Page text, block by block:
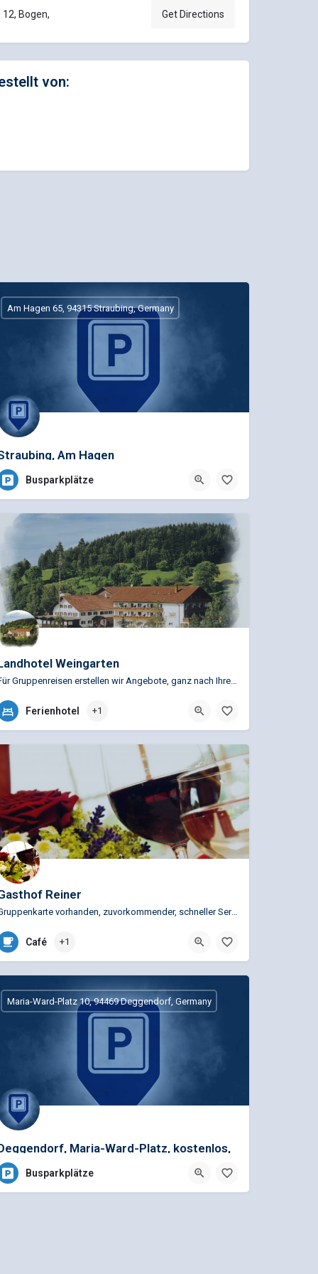
Bogen, Get Directions
von:
Am Hagen
Am Hagen 65, 94315 Straubing, Germany
Busparkplätze
Weingarten
Für Gruppenreisen erstellen wir Angebote, ganz nach Ihren Wünschen auch mit An-und Heimreise, sowie allen…
+49 (0)9963 516
Weingarten 3, 94353 Haibach, Deutschland
Ferienhotel +1
Reiner
Gruppenkarte vorhanden, zuvorkommender, schneller Service, Reiseleitung und Busfahrer…
+49 (0)9965 596
Grün 8, 94379 Sankt Englmar, Deutschland
Café +1
Maria-Ward-Platz, kostenlos,
Schranke von 20:00-06:00 Uhr
Maria-Ward-Platz 10, 94469 Deggendorf, Germany
Busparkplätze